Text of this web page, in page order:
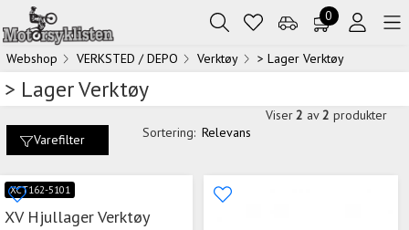
0
Webshop VERKSTED / DEPO Verktøy > Lager Verktøy
> Lager Verktøy
Varefilter Sortering: Relevans
Viser 2 av 2 produkter
XCT162-5101
XV Hjullager Verktøy